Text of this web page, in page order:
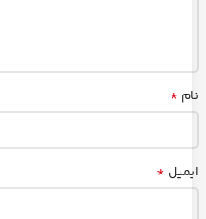
نام *
ایمیل *